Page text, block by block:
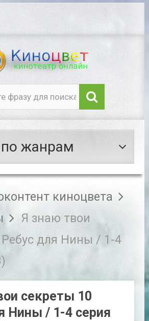
жанрам
киноцвета
Я знаю твои
Ребус для Нины / 1-4
секреты 10
Нины / 1-4 серия